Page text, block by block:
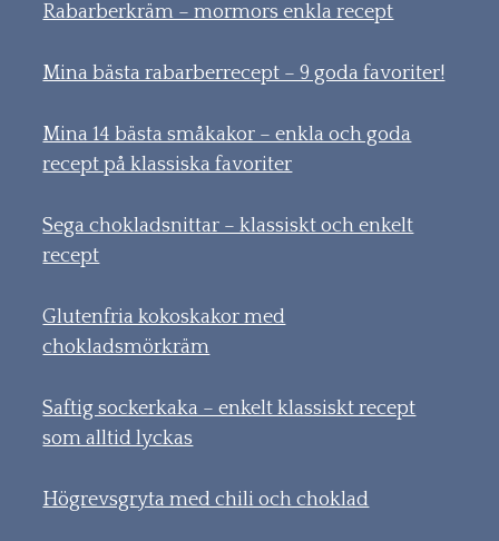
Rabarberkräm – mormors enkla recept
Mina bästa rabarberrecept – 9 goda favoriter!
Mina 14 bästa småkakor – enkla och goda
recept på klassiska favoriter
Sega chokladsnittar – klassiskt och enkelt
recept
Glutenfria kokoskakor med
chokladsmörkräm
Saftig sockerkaka – enkelt klassiskt recept
som alltid lyckas
Högrevsgryta med chili och choklad